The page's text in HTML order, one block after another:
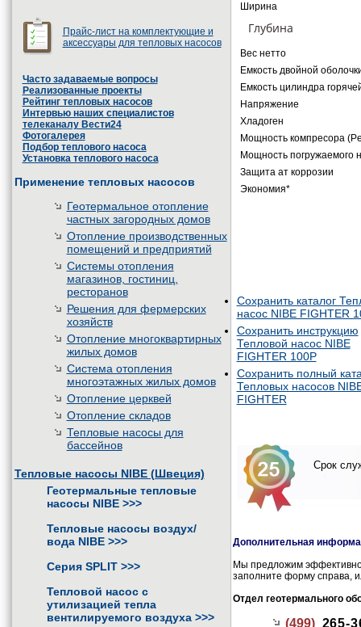
Прайс-лист на комплектующие и
аксессуары для тепловых насосов
Часто задаваемые вопросы
Реализованные проекты
Рейтинг тепловых насосов
Интервью наших специалистов
телеканалу Вести24
Фотогалерея
Подбор теплового насоса
Установка теплового насоса
Применение тепловых насосов
Геотермальное отопление
частных загородных домов
Отопление производственных
помещений и предприятий
Системы отопления
магазинов, гостиниц,
ресторанов
Решения для фермерских
хозяйств
Отопление многоквартирных
жилых домов
Система отопления
многоэтажных жилых домов
Отопление церквей
Отопление складов
Тепловые насосы для
бассейнов
Тепловые насосы NIBE (Швеция)
Геотермальные тепловые
насосы NIBE >>>
Тепловые насосы воздух/
вода NIBE >>>
Серия SPLIT >>>
Тепловой насос с
утилизацией тепла
вентилируемого воздуха >>>
Ширина
Глубина
Вес нетто
Емкость двойной
Емкость цилиндра
Напряжение
Хладоген
Мощность компресора
Мощность погружаемого
Защита ат коррозии
Экономия*
Сохранить каталог
насос NIBE FIGHTER
Сохранить инструкцию
Тепловой насос NIBE
FIGHTER 100P
Сохранить полный
Тепловых насосов
FIGHTER
Срок
Дополнительная
Мы предложим
заполните форму справа,
Отдел геотермального
(499) 265-